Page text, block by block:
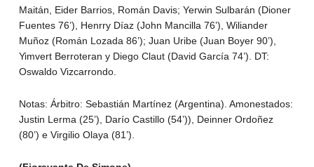
Maitán, Eider Barrios, Román Davis; Yerwin Sulbarán (Dioner
Fuentes 76’), Henrry Díaz (John Mancilla 76’), Wiliander
Muñoz (Román Lozada 86’); Juan Uribe (Juan Boyer 90’),
Yimvert Berroteran y Diego Claut (David García 74’). DT:
Oswaldo Vizcarrondo.
Notas: Árbitro: Sebastián Martínez (Argentina). Amonestados:
Justin Lerma (25’), Darío Castillo (54’)), Deinner Ordoñez
(80’) e Virgilio Olaya (81’).